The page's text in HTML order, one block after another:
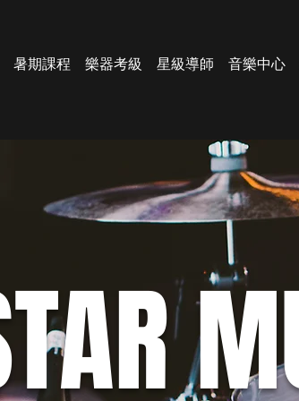
暑期課程 樂器考級 星級導師 音樂中心